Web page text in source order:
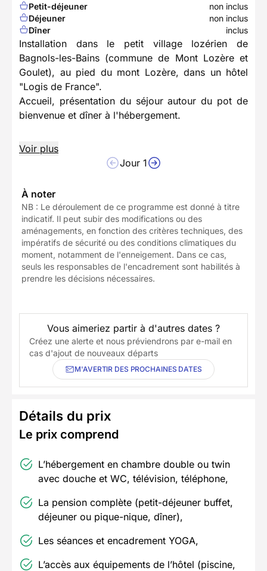
Petit-déjeuner
non inclus
Déjeuner
non inclus
Dîner
inclus
Installation dans le petit village lozérien de
Bagnols-les-Bains (commune de Mont Lozère et
Goulet), au pied du mont Lozère, dans un hôtel
"Logis de France".
Accueil, présentation du séjour autour du pot de
bienvenue et dîner à l'hébergement.
Voir plus
Jour 1
À noter
NB : Le déroulement de ce programme est donné à titre
indicatif. Il peut subir des modifications ou des
aménagements, en fonction des critères techniques, des
impératifs de sécurité ou des conditions climatiques du
moment, notamment de l'enneigement. Dans ce cas,
seuls les responsables de l'encadrement sont habilités à
prendre les décisions nécessaires.
Vous aimeriez partir à d'autres dates ?
Créez une alerte et nous préviendrons par e-mail en
cas d'ajout de nouveaux départs
M'AVERTIR DES PROCHAINES DATES
Détails du prix
Le prix comprend
L’hébergement en chambre double ou twin
avec douche et WC, télévision, téléphone,
La pension complète (petit-déjeuner buffet,
déjeuner ou pique-nique, dîner),
Les séances et encadrement YOGA,
L’accès aux équipements de l’hôtel (piscine,